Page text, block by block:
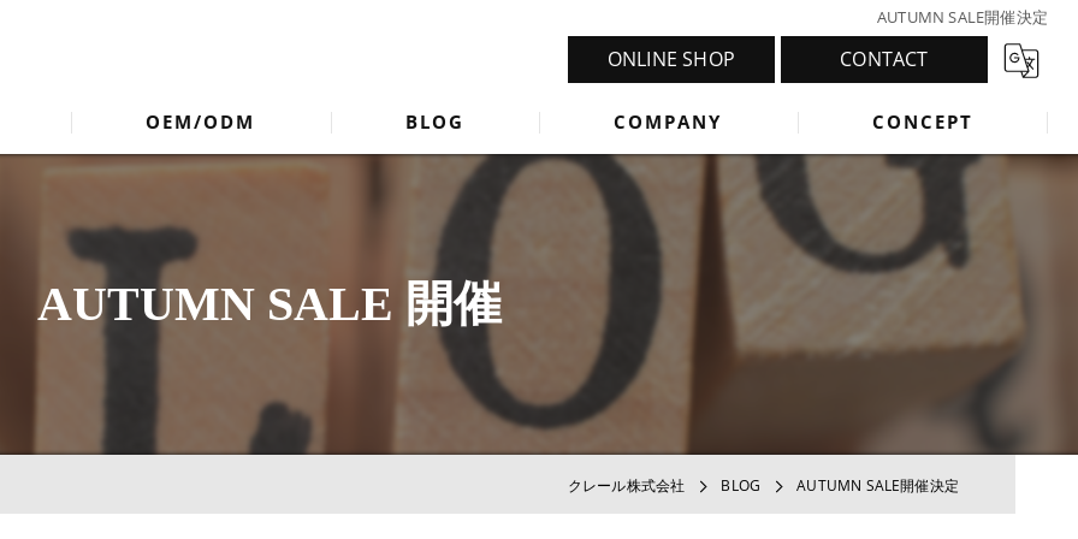
AUTUMN SALE開催決定
ONLINE SHOP CONTACT
OEM/ODM BLOG COMPANY CONCEPT
AUTUMN SALE 開催
クレール株式会社 BLOG AUTUMN SALE開催決定